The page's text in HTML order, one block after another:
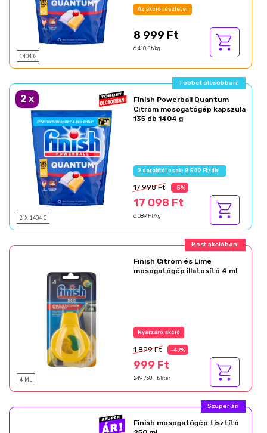
1404 G
Az akció részletei
8 999 Ft
6 410 Ft/kg
Ajándék akció!
2 x
2 X 1404 G
Finish Powerball Quantum
Citrom mosogatógép kapszula
135 db 1404 g
Az akció részletei
17 998 Ft -5%
17 098 Ft
6 089 Ft/kg
Most akcióban!
4 ML
Finish Citrom és Lime
mosogatógép illatosító 4 ml
Nyárzáró akció
1 899 Ft -47%
999 Ft
249 750 Ft/liter
Most akcióban!
Finish mosogatógép tisztító